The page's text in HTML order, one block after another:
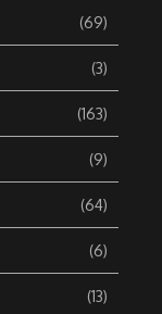
(69)
(3)
(163)
(9)
(64)
(6)
(13)